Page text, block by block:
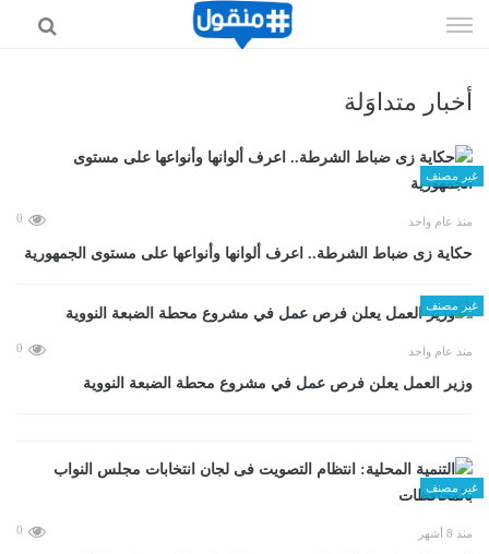
الى
أخبار متداوَلة
غير مصنف
منذ عام واحد 0
حكاية زى ضباط الشرطة.. اعرف ألوانها وأنواعها على مستوى الجمهورية
غير مصنف
منذ عام واحد 0
وزير العمل يعلن فرص عمل في مشروع محطة الضبعة النووية
غير مصنف
منذ 8 أشهر 0